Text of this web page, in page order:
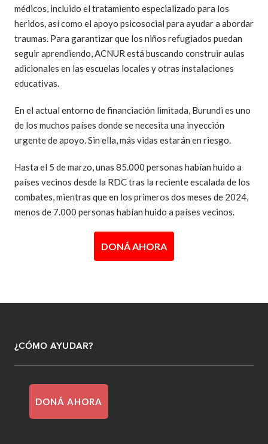
médicos, incluido el tratamiento especializado para los
heridos, así como el apoyo psicosocial para ayudar a abordar
traumas. Para garantizar que los niños refugiados puedan
seguir aprendiendo, ACNUR está buscando construir aulas
adicionales en las escuelas locales y otras instalaciones
educativas.
En el actual entorno de financiación limitada, Burundi es uno
de los muchos países donde se necesita una inyección
urgente de apoyo. Sin ella, más vidas estarán en riesgo.
Hasta el 5 de marzo, unas 85.000 personas habían huido a
países vecinos desde la RDC tras la reciente escalada de los
combates, mientras que en los primeros dos meses de 2024,
menos de 7.000 personas habían huido a países vecinos.
DONÁ AHORA
¿CÓMO AYUDAR?
DONÁ AHORA